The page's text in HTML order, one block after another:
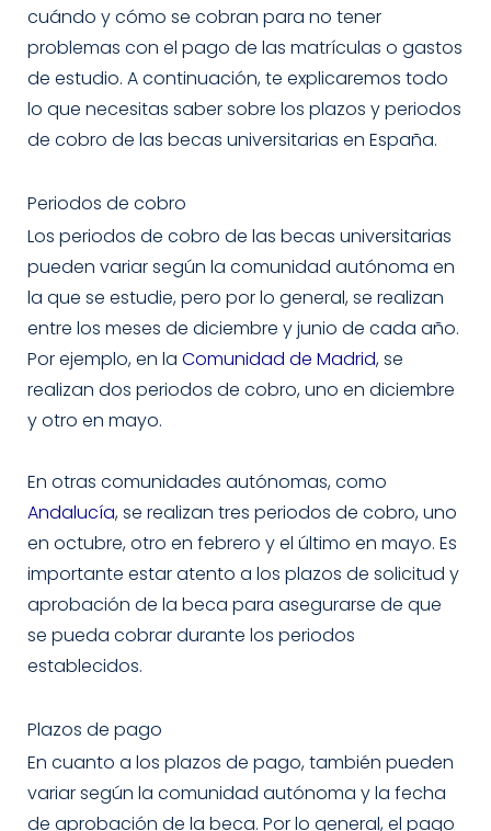
cuándo y cómo se cobran para no tener
problemas con el pago de las matrículas o gastos
de estudio. A continuación, te explicaremos todo
lo que necesitas saber sobre los plazos y periodos
de cobro de las becas universitarias en España.
Periodos de cobro
Los periodos de cobro de las becas universitarias
pueden variar según la comunidad autónoma en
la que se estudie, pero por lo general, se realizan
entre los meses de diciembre y junio de cada año.
Por ejemplo, en la Comunidad de Madrid, se
realizan dos periodos de cobro, uno en diciembre
y otro en mayo.
En otras comunidades autónomas, como
Andalucía, se realizan tres periodos de cobro, uno
en octubre, otro en febrero y el último en mayo. Es
importante estar atento a los plazos de solicitud y
aprobación de la beca para asegurarse de que
se pueda cobrar durante los periodos
establecidos.
Plazos de pago
En cuanto a los plazos de pago, también pueden
variar según la comunidad autónoma y la fecha
de aprobación de la beca. Por lo general, el pago